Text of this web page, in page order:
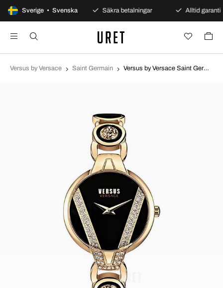
Sverige • Svenska
100 dagars öppet köp Säkra betalningar Alltid garanti
Versus by Versace Saint Germain Versus by Versace Saint Germain Svart/Gulguldtonat stål Ø32 mm VSP1J0321